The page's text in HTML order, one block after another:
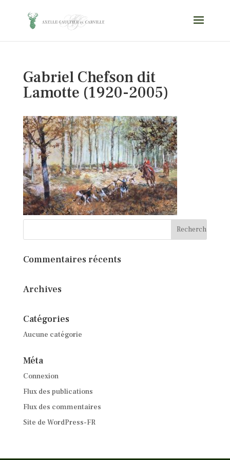
Gabriel Chefson dit
Lamotte (1920-2005)
Commentaires récents
Archives
Catégories
Aucune catégorie
Méta
Connexion
Flux des publications
Flux des commentaires
Site de WordPress-FR